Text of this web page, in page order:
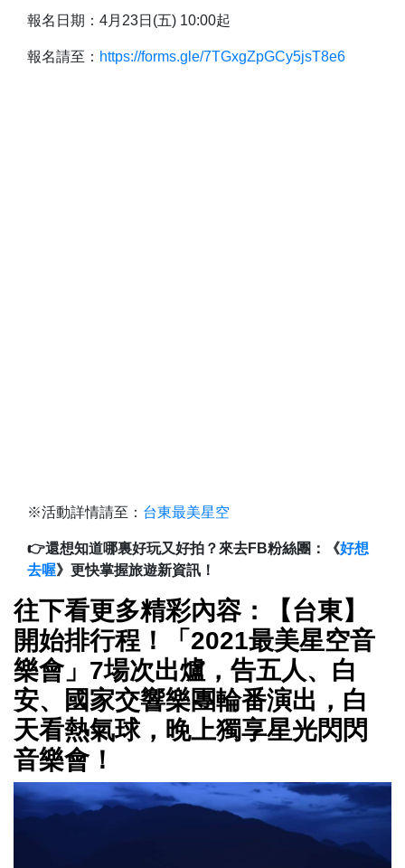
報名日期：4月23日(五) 10:00起
報名請至： https://forms.gle/7TGxgZpGCy5jsT8e6
※活動詳情請至： 台東最美星空
👉還想知道哪裏好玩又好拍？來去FB粉絲團：《好想
去喔》更快掌握旅遊新資訊！
往下看更多精彩內容：【台東】
開始排行程！「2021最美星空音
樂會」7場次出爐，告五人、白
安、國家交響樂團輪番演出，白
天看熱氣球，晚上獨享星光閃閃
音樂會！